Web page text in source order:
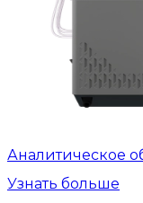
Аналитическое
Узнать больше